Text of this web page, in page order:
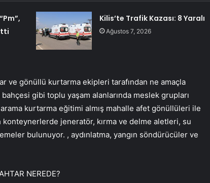
Kilis’te Trafik Kazası: 8 Yaralı
Ağustos 7, 2026
ve gönüllü kurtarma ekipleri tarafından ne amaçla
gibi toplu yaşam alanlarında meslek grupları
kurtarma eğitimi almış mahalle afet gönüllüleri ile
konteynerlerde jeneratör, kırma ve delme aletleri, su
bulunuyor. , aydınlatma, yangın söndürücüler ve
NEREDE?